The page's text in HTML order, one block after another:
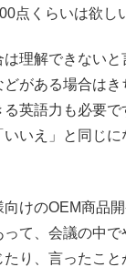
点くらいは欲し
理解できない
がある場合はき
英語力も必要で
いえ」と同じ
けのOEM商品
って、会議の中
たり、言ったこ